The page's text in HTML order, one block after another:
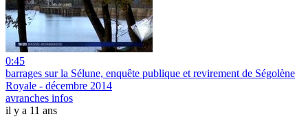
0:45
barrages sur la Sélune, enquête publique et revirement de Ségolène
Royale - décembre 2014
avranches infos
il y a 11 ans